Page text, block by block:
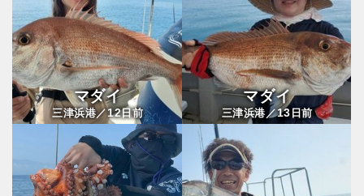
マダイ
三津浜港／12日前
マダイ
三津浜港／13 日前